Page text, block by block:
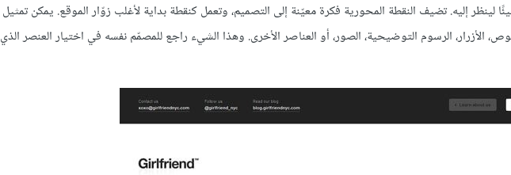
لينظر إليه. تضيف النقطة المحورية فكرة معيّنة إلى التصميم، وتعمل كنقطة بداية لأغلب زوّار الموقع. يمكن تمثيل
الأزرار، الرسوم التوضيحية، الصور، أو العناصر الأخرى. وهذا الشيء راجع للمصمّم نفسه في اختيار العنصر الذي